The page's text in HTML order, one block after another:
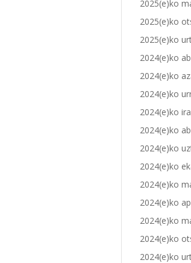
2025(e)ko
2025(e)ko
2025(e)ko
2024(e)ko
2024(e)ko
2024(e)ko
2024(e)ko
2024(e)ko
2024(e)ko
2024(e)ko
2024(e)ko
2024(e)ko
2024(e)ko
2024(e)ko
2024(e)ko